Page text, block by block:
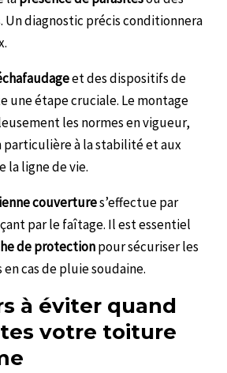
Un diagnostic précis conditionnera
et des dispositifs de
une étape cruciale. Le montage
les normes en vigueur,
à la stabilité et aux
la ligne de vie.
couvertures’effectue par
par le faîtage. Il est essentiel
de protectionpour sécuriser les
cas de pluie soudaine.
à éviter quand
votre toiture